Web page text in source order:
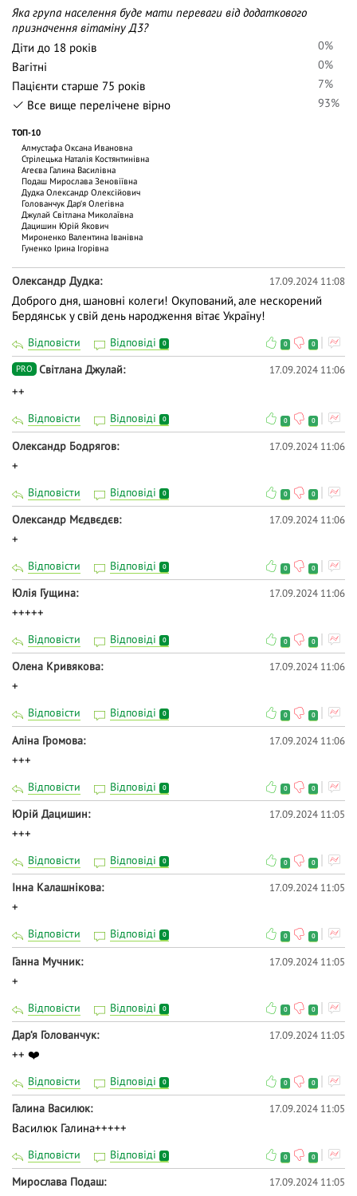
Яка група населення буде мати переваги від додаткового
призначення вітаміну Д3?
Діти до 18 років
0%
Вагітні
0%
Пацієнти старше 75 років
7%
Все вище перелічене вірно
93%
ТОП-10
Алмустафа Оксана Ивановна
Стрілецька Наталія Костянтинівна
Агеєва Галина Василівна
Подаш Мирослава Зеновіївна
Дудка Олександр Олексійович
Голованчук Дар‘я Олегівна
Джулай Світлана Миколаївна
Дацишин Юрій Якович
Мироненко Валентина Іванівна
Гуненко Ірина Ігорівна
Олександр Дудка 17.09.2024 11:08
Доброго дня, шановні колеги! Окупований, але нескорений
Бердянськ у свій день народження вітає Україну!
Відповісти Відповіді 0 0 0
PRO Світлана Джулай 17.09.2024 11:06
++
Відповісти Відповіді 0 0 0
Олександр Бодрягов 17.09.2024 11:06
+
Відповісти Відповіді 0 0 0
Олександр Мєдвєдєв 17.09.2024 11:06
+
Відповісти Відповіді 0 0 0
Юлія Гущина 17.09.2024 11:06
+++++
Відповісти Відповіді 0 0 0
Олена Кривякова 17.09.2024 11:06
+
Відповісти Відповіді 0 0 0
Аліна Громова 17.09.2024 11:06
+++
Відповісти Відповіді 0 0 0
Юрій Дацишин 17.09.2024 11:05
+++
Відповісти Відповіді 0 0 0
Інна Калашнікова 17.09.2024 11:05
+
Відповісти Відповіді 0 0 0
Ганна Мучник 17.09.2024 11:05
+
Відповісти Відповіді 0 0 0
Дар‘я Голованчук 17.09.2024 11:05
++ ❤️
Відповісти Відповіді 0 0 0
Галина Василюк 17.09.2024 11:05
Василюк Галина+++++
Відповісти Відповіді 0 0 0
Мирослава Подаш 17.09.2024 11:05